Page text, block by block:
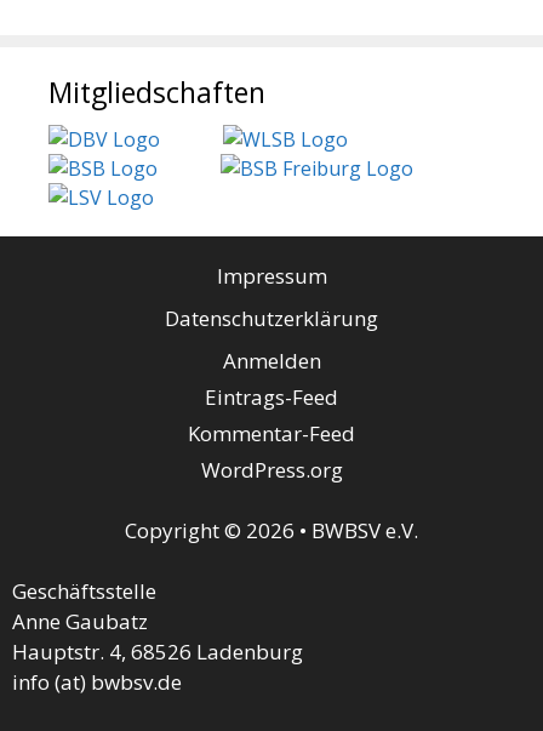
Mitgliedschaften
Impressum
Datenschutzerklärung
Anmelden
Eintrags-Feed
Kommentar-Feed
WordPress.org
Copyright © 2026 • BWBSV e.V.
Geschäftsstelle
Anne Gaubatz
Hauptstr. 4, 68526 Ladenburg
info (at) bwbsv.de